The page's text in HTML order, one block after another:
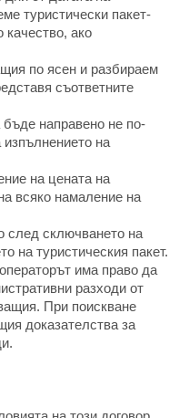
туристически пакет-
ако
по ясен и разбираем
съответните
направено не по-
изпълнението на
на цената на
всяко намаление на
след сключването на
на туристическия пакет.
има право да
разходи от
При поискване
доказателства за